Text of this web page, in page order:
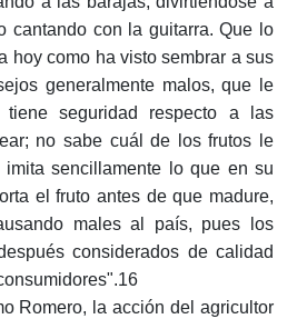
cantando con la guitarra. Que lo
hoy como ha visto sembrar a sus
generalmente malos, que le
seguridad respecto a las
no sabe cuál de los frutos le
imita sencillamente lo que en su
el fruto antes de que madure,
males al país, pues los
considerados de calidad
Romero, la acción del agricultor